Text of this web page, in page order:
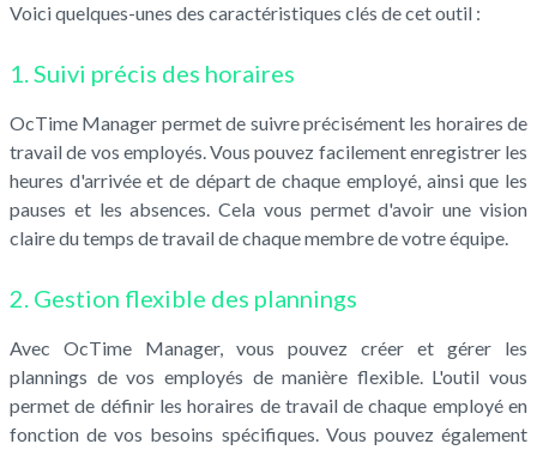
Voici quelques-unes des caractéristiques clés de cet outil :
1. Suivi précis des horaires
OcTime Manager permet de suivre précisément les horaires de
travail de vos employés. Vous pouvez facilement enregistrer les
heures d'arrivée et de départ de chaque employé, ainsi que les
pauses et les absences. Cela vous permet d'avoir une vision
claire du temps de travail de chaque membre de votre équipe.
2. Gestion flexible des plannings
Avec OcTime Manager, vous pouvez créer et gérer les
plannings de vos employés de manière flexible. L'outil vous
permet de définir les horaires de travail de chaque employé en
fonction de vos besoins spécifiques. Vous pouvez également